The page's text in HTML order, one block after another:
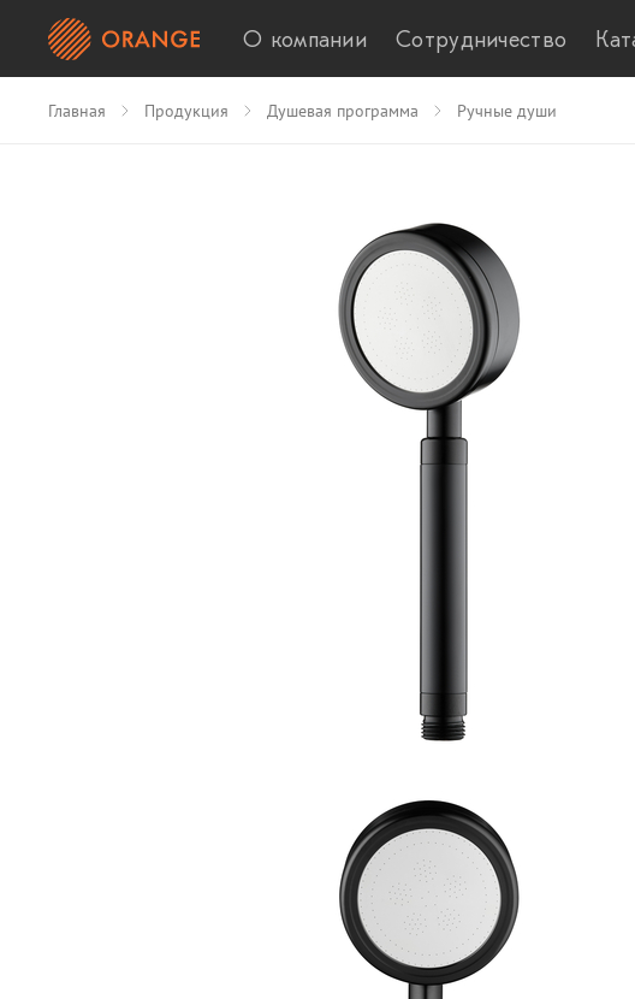
О компании Сотрудничество
Главная Продукция Душевая программа Ручные души